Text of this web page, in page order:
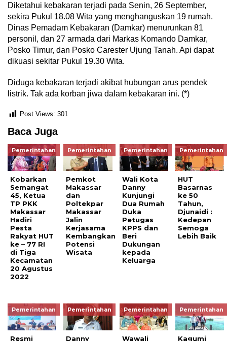
Diketahui kebakaran terjadi pada Senin, 26 September,
sekira Pukul 18.08 Wita yang menghanguskan 19 rumah.
Dinas Pemadam Kebakaran (Damkar) menurunkan 81
personil, dan 27 armada dari Markas Komando Damkar,
Posko Timur, dan Posko Carester Ujung Tanah. Api dapat
dikuasi sekitar Pukul 19.30 Wita.
Diduga kebakaran terjadi akibat hubungan arus pendek
listrik. Tak ada korban jiwa dalam kebakaran ini. (*)
Post Views: 301
Baca Juga
Pemerintahan
Kobarkan
Semangat
45, Ketua
TP PKK
Makassar
Hadiri
Pesta
Rakyat HUT
ke – 77 RI
di Tiga
Kecamatan
20 Agustus
2022
Pemerintahan
Pemkot
Makassar
dan
Poltekpar
Makassar
Jalin
Kerjasama
Kembangkan
Potensi
Wisata
Pemerintahan
Wali Kota
Danny
Kunjungi
Dua Rumah
Duka
Petugas
KPPS dan
Beri
Dukungan
kepada
Keluarga
Pemerintahan
HUT
Basarnas
ke 50
Tahun,
Djunaidi :
Kedepan
Semoga
Lebih Baik
Pemerintahan
Resmi
Pemerintahan
Danny
Pemerintahan
Wawali
Pemerintahan
Kagumi